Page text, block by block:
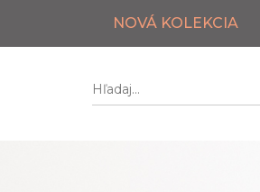
NOVÁ KOLEKCIA